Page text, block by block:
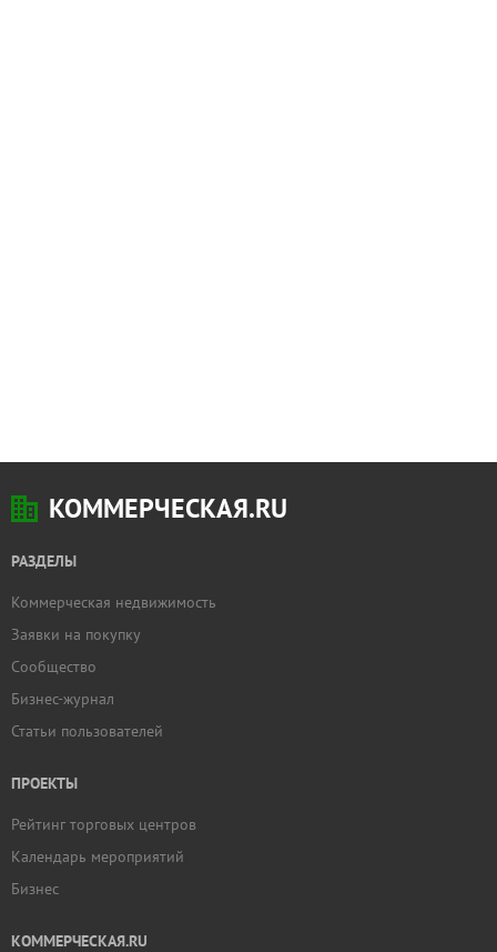
КОММЕРЧЕСКАЯ.RU
РАЗДЕЛЫ
Коммерческая недвижимость
Заявки на покупку
Сообщество
Бизнес-журнал
Статьи пользователей
ПРОЕКТЫ
Рейтинг торговых центров
Календарь мероприятий
Бизнес
КОММЕРЧЕСКАЯ.RU